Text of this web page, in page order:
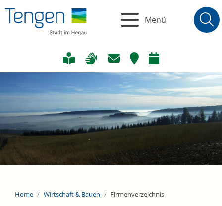
Menü
Home Wirtschaft & Bauen Firmenverzeichnis